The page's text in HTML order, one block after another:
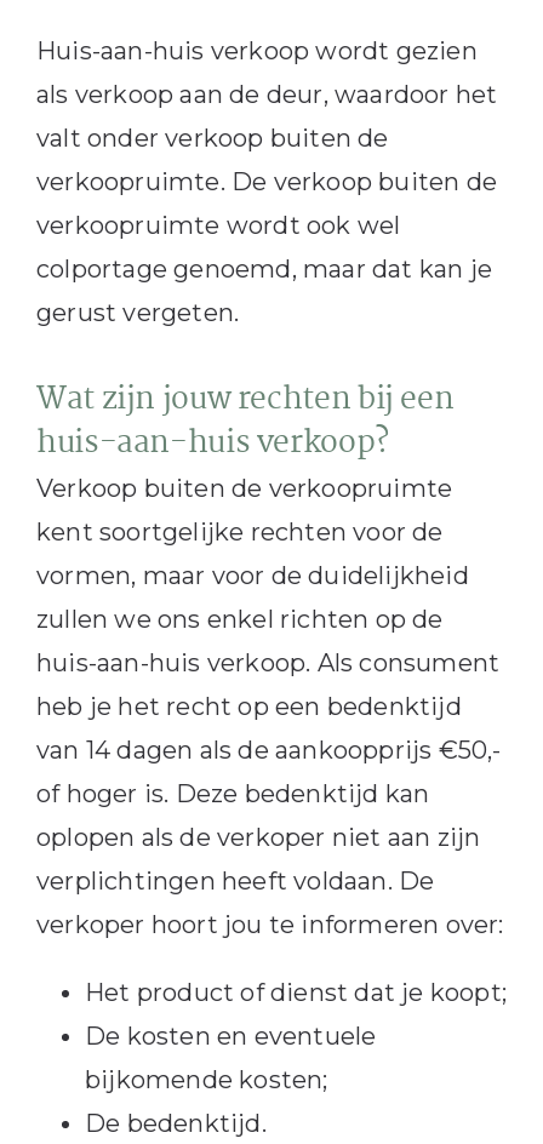
Huis-aan-huis verkoop wordt gezien
als verkoop aan de deur, waardoor het
valt onder verkoop buiten de
verkoopruimte. De verkoop buiten de
verkoopruimte wordt ook wel
colportage genoemd, maar dat kan je
gerust vergeten.
Wat zijn jouw rechten bij een
huis-aan-huis verkoop?
Verkoop buiten de verkoopruimte
kent soortgelijke rechten voor de
vormen, maar voor de duidelijkheid
zullen we ons enkel richten op de
huis-aan-huis verkoop. Als consument
heb je het recht op een bedenktijd
van 14 dagen als de aankoopprijs €50,-
of hoger is. Deze bedenktijd kan
oplopen als de verkoper niet aan zijn
verplichtingen heeft voldaan. De
verkoper hoort jou te informeren over:
Het product of dienst dat je koopt;
De kosten en eventuele
bijkomende kosten;
De bedenktijd.